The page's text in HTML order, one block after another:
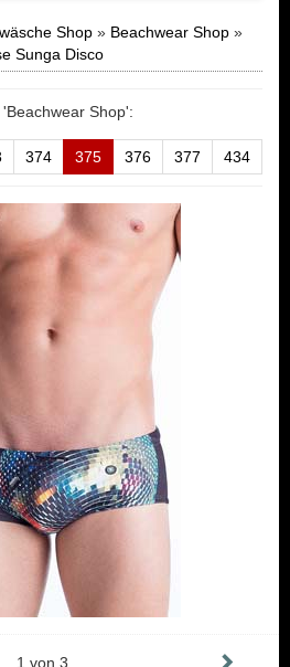
Shop » Beachwear Shop »
Sunga Disco
Shop':
374 375 376 377 434
1 von3